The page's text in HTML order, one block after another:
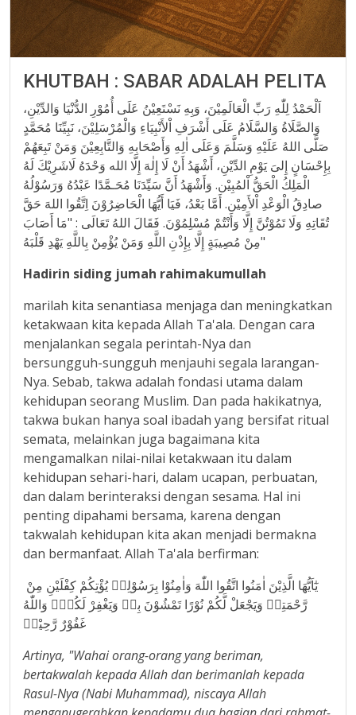
KHUTBAH : SABAR ADALAH PELITA
اَلْحَمْدُ لِلّٰهِ رَبِّ الْعَالَمِيْنَ، وَبِهِ نَسْتَعِيْنُ عَلَى أُمُوْرِ الدُّنْيَا وَالدِّيْنِ،
وَالصَّلَاةُ وَالسَّلَامُ عَلَى أَشْرَفِ اْلأَنْبِيَاءِ وَالْمُرْسَلِيْنَ، نَبِيِّنَا مُحَمَّدٍ
صَلَّى اللهُ عَلَيْهِ وَسَلَّمَ وَعَلَى اٰلِهِ وَأَصْحَابِهِ وَالتَّابِعِيْنَ وَمَنْ تَبِعَهُمْ
بِإِحْسَانٍ إِلىَ يَوْمِ الدِّيْنِ، أَشْهَدُ أَنْ لَا إِلٰهَ إِلَّا الله وَحْدَهُ لَاشَرِيْكَ لَهُ
الْمَلِكُ الْحَقُّ اْلمُبِيْن. وَأَشْهَدُ أَنَّ سَيِّدَنَا مُحَـمَّدًا عَبْدُهُ وَرَسُوْلُهُ
صادِقُ الْوَعْدِ اْلأَمِيْن. أَمَّا بَعْدُ، فَيَا أَيُّهَا الْحَاضِرُوْنَ اِتَّقُوا اللهَ حَقَّ
تُقَاتِهِ وَلَا تَمُوْتُنَّ إِلَّا وَأَنْتُمْ مُسْلِمُوْنَ. فَقَالَ اللهُ تَعَالَى : "مَا أَصَابَ
مِنْ مُصِيبَةٍ إِلَّا بِإِذْنِ اللَّهِ وَمَنْ يُؤْمِنْ بِاللَّهِ يَهْدِ قَلْبَهُ"
Hadirin siding jumah rahimakumullah
marilah kita senantiasa menjaga dan meningkatkan
ketakwaan kita kepada Allah Ta'ala. Dengan cara
menjalankan segala perintah-Nya dan
bersungguh-sungguh menjauhi segala larangan-
Nya. Sebab, takwa adalah fondasi utama dalam
kehidupan seorang Muslim. Dan pada hakikatnya,
takwa bukan hanya soal ibadah yang bersifat ritual
semata, melainkan juga bagaimana kita
mengamalkan nilai-nilai ketakwaan itu dalam
kehidupan sehari-hari, dalam ucapan, perbuatan,
dan dalam berinteraksi dengan sesama. Hal ini
penting dipahami bersama, karena dengan
takwalah kehidupan kita akan menjadi bermakna
dan bermanfaat. Allah Ta'ala berfirman:
رَّحْمَتِهٖ وَيَجْعَلْ لَّكُمْ نُوْرًا تَمْشُوْنَ بِهٖ وَيَغْفِرْ لَكُمْۗ وَاللّٰهُ
غَفُوْرٌ رَّحِيْمۙ
Artinya, "Wahai orang-orang yang beriman,
bertakwalah kepada Allah dan berimanlah kepada
Rasul-Nya (Nabi Muhammad), niscaya Allah